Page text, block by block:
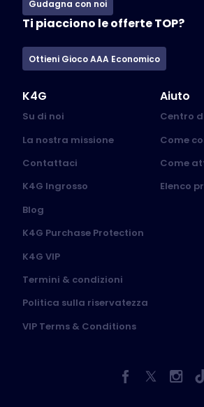
Gudagna con noi
Ti piacciono le offerte TOP?
Ottieni Gioco AAA Economico
K4G
Su di noi
La nostra missione
Contattaci
K4G Ingrosso
Blog
K4G Purchase Protection
K4G VIP
Termini & condizioni
Politica sulla riservatezza
VIP Terms & Conditions
Aiuto
Centro
Come
Come
Elenco